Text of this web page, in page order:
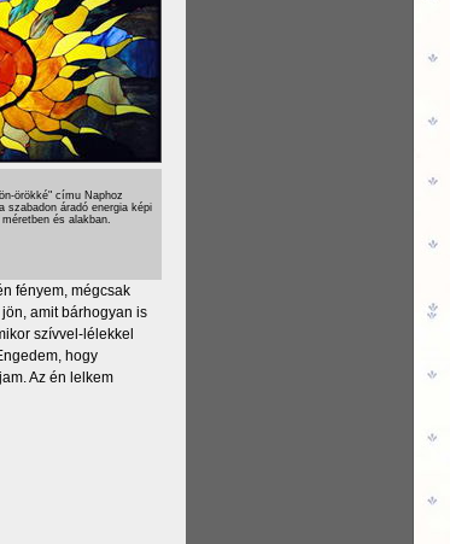
örökké" címu Naphoz
szabadon áradó energia képi
és alakban.
fényem, mégcsak
amit bárhogyan is
szívvel-lélekkel
hogy
Az én lelkem